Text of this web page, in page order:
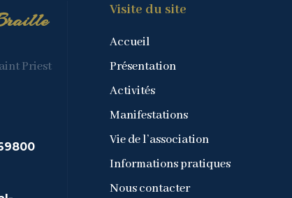
Priest
Visite du site
Accueil
Présentation
Activités
Manifestations
Vie de l’association
Informations pratiques
Nous contacter